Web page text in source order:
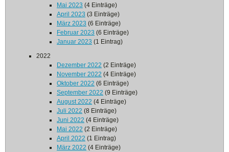
Mai 2023 (4 Einträge)
April 2023 (3 Einträge)
März 2023 (6 Einträge)
Februar 2023 (6 Einträge)
Januar 2023 (1 Eintrag)
2022
Dezember 2022 (2 Einträge)
November 2022 (4 Einträge)
Oktober 2022 (6 Einträge)
September 2022 (9 Einträge)
August 2022 (4 Einträge)
Juli 2022 (8 Einträge)
Juni 2022 (4 Einträge)
Mai 2022 (2 Einträge)
April 2022 (1 Eintrag)
März 2022 (4 Einträge)